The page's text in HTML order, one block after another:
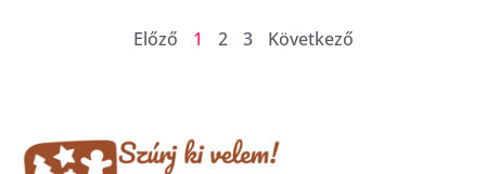
Előző 1 2 3 Következő